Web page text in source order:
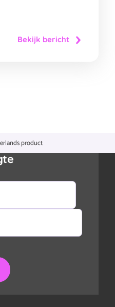
Bekijk bericht
product